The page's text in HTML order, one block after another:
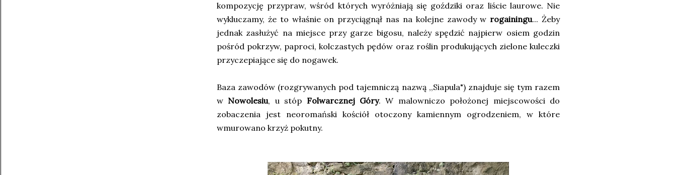
kompozycję przypraw, wśród których wyróżniają się goździki oraz liście laurowe. Nie
wykluczamy, że to właśnie on przyciągnął nas na kolejne zawody w rogainingu... Żeby
jednak zasłużyć na miejsce przy garze bigosu, należy spędzić najpierw osiem godzin
pośród pokrzyw, paproci, kolczastych pędów oraz roślin produkujących zielone kuleczki
przyczepiające się do nogawek.
Baza zawodów (rozgrywanych pod tajemniczą nazwą ,,Siapula") znajduje się tym razem
w Nowolesiu, u stóp Folwarcznej Góry. W malowniczo położonej miejscowości do
zobaczenia jest neoromański kościół otoczony kamiennym ogrodzeniem, w które
wmurowano krzyż pokutny.